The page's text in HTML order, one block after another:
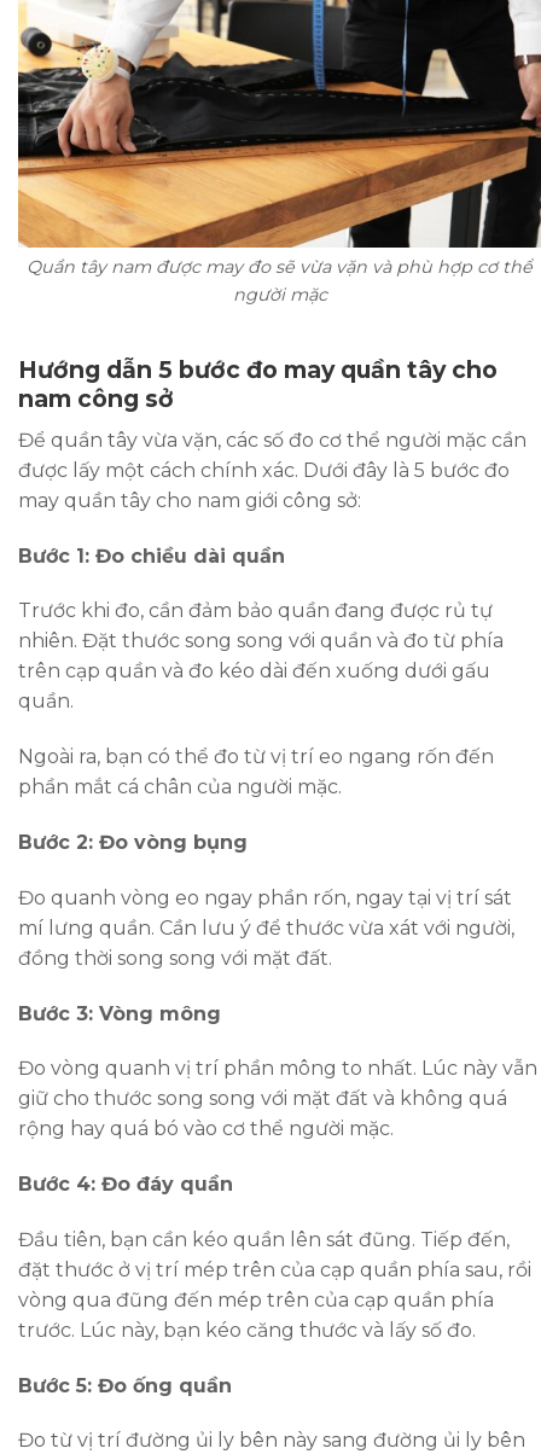
Quần tây nam được may đo sẽ vừa vặn và phù hợp cơ thể
người mặc
Hướng dẫn 5 bước đo may quần tây cho
nam công sở
Để quần tây vừa vặn, các số đo cơ thể người mặc cần
được lấy một cách chính xác. Dưới đây là 5 bước đo
may quần tây cho nam giới công sở:
Bước 1: Đo chiều dài quần
Trước khi đo, cần đảm bảo quần đang được rủ tự
nhiên. Đặt thước song song với quần và đo từ phía
trên cạp quần và đo kéo dài đến xuống dưới gấu
quần.
Ngoài ra, bạn có thể đo từ vị trí eo ngang rốn đến
phần mắt cá chân của người mặc.
Bước 2: Đo vòng bụng
Đo quanh vòng eo ngay phần rốn, ngay tại vị trí sát
mí lưng quần. Cần lưu ý để thước vừa xát với người,
đồng thời song song với mặt đất.
Bước 3: Vòng mông
Đo vòng quanh vị trí phần mông to nhất. Lúc này vẫn
giữ cho thước song song với mặt đất và không quá
rộng hay quá bó vào cơ thể người mặc.
Bước 4: Đo đáy quần
Đầu tiên, bạn cần kéo quần lên sát đũng. Tiếp đến,
đặt thước ở vị trí mép trên của cạp quần phía sau, rồi
vòng qua đũng đến mép trên của cạp quần phía
trước. Lúc này, bạn kéo căng thước và lấy số đo.
Bước 5: Đo ống quần
Đo từ vị trí đường ủi ly bên này sang đường ủi ly bên